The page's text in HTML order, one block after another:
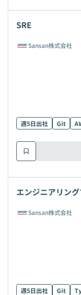
SRE
Sansan株式会社
週5日出社 Git
エンジニアリン
Sansan株式会社
週5日出社 Git